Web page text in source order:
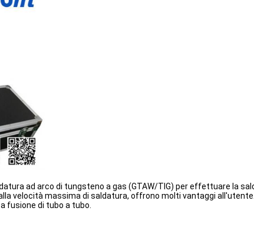
ad arco di tungsteno a gas (GTAW/TIG) per effettuare la
velocità massima di saldatura, offrono molti vantaggi all'utente.
fusione di tubo a tubo.